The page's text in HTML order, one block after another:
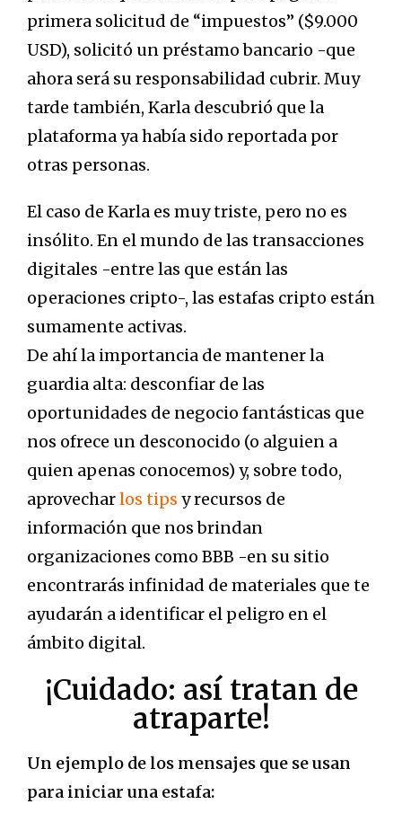
primera solicitud de “impuestos” ($9.000
USD), solicitó un préstamo bancario -que
ahora será su responsabilidad cubrir. Muy
tarde también, Karla descubrió que la
plataforma ya había sido reportada por
otras personas.
El caso de Karla es muy triste, pero no es
insólito. En el mundo de las transacciones
digitales -entre las que están las
operaciones cripto-, las estafas cripto están
sumamente activas.
De ahí la importancia de mantener la
guardia alta: desconfiar de las
oportunidades de negocio fantásticas que
nos ofrece un desconocido (o alguien a
quien apenas conocemos) y, sobre todo,
aprovecharlos tips y recursos de
información que nos brindan
organizaciones como BBB -en su sitio
encontrarás infinidad de materiales que te
ayudarán a identificar el peligro en el
ámbito digital.
¡Cuidado: así tratan de
atraparte!
Un ejemplo de los mensajes que se usan
para iniciar una estafa: